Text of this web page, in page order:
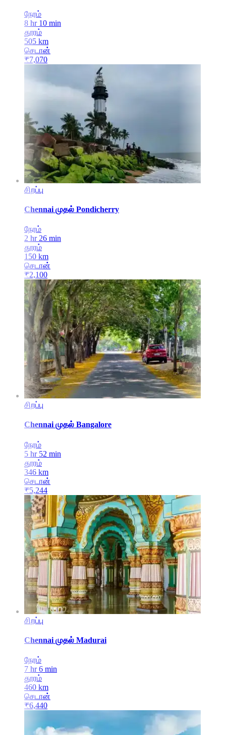
நேரம்
8 hr 10 min
தூரம்
505 km
செடான்
₹7,070
சிறப்பு
Chennai முதல் Pondicherry
நேரம்
2 hr 26 min
தூரம்
150 km
செடான்
₹2,100
சிறப்பு
Chennai முதல் Bangalore
நேரம்
5 hr 52 min
தூரம்
346 km
செடான்
₹5,244
சிறப்பு
Chennai முதல் Madurai
நேரம்
7 hr 6 min
தூரம்
460 km
செடான்
₹6,440